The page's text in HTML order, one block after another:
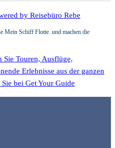
Mein Schiff Flotte. und machen die